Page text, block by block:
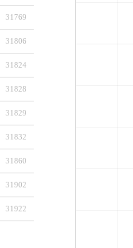
31769
31806
31824
31828
31829
31832
31860
31902
31922